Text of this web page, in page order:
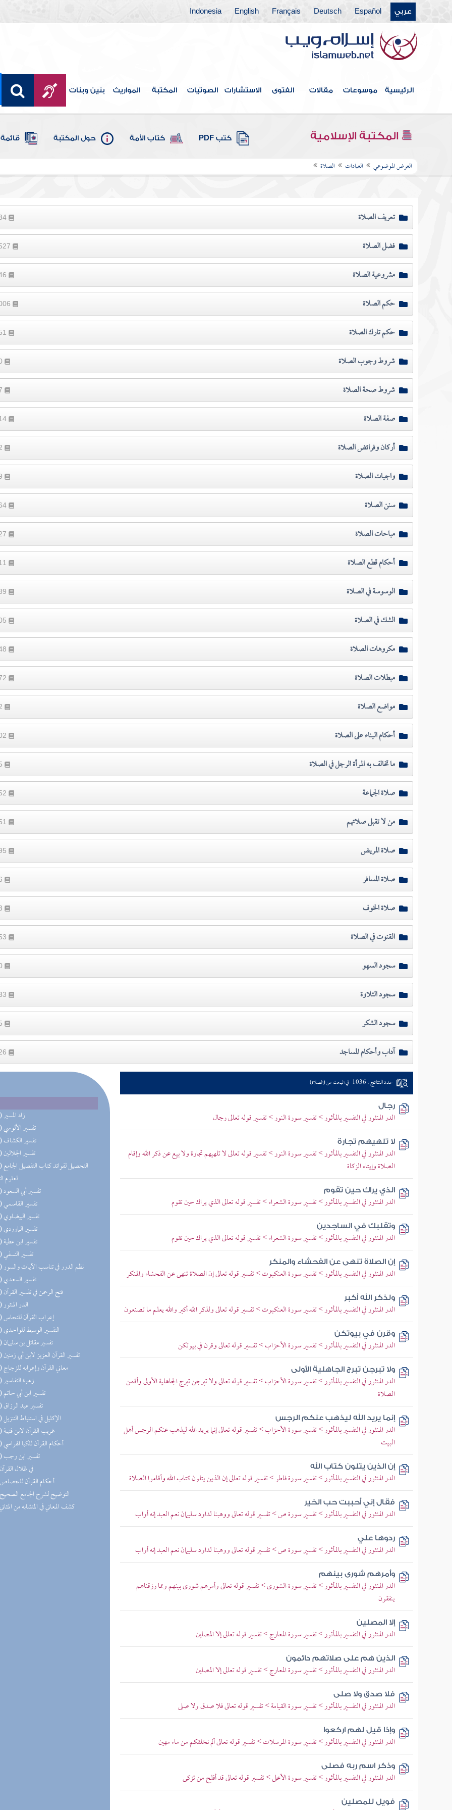
عربي Español
Deutsch
Français
English
Indonesia
الرئيسية موسوعات مقالات الفتوى الاستشارات الصوتيات المكتبة المواريث بنين وبنات
المكتبة الإسلامية كتب PDF كتاب الأمة حول المكتبة
العرض الموضوعي العبادات الصلاة
تعريف الصلاة 134
فضل الصلاة
مشروعية الصلاة
حكم الصلاة
حكم تارك الصلاة
شروط وجوب الصلاة
شروط صحة الصلاة
صفة الصلاة 114
أركان وفرائض الصلاة
واجبات الصلاة
سنن الصلاة 364
مباحات الصلاة
أحكام قطع الصلاة
الوسوسة في الصلاة
الشك في الصلاة
مكروهات الصلاة
مبطلات الصلاة
مواضع الصلاة
أحكام البناء على الصلاة
ما تخالف به المرأة الرجل في الصلاة
صلاة الجماعة
من لا تقبل صلاتهم
صلاة المريض
صلاة المسافر
صلاة الخوف
القنوت في الصلاة
سجود السهو
سجود التلاوة
سجود الشكر
آداب وأحكام المساجد
(56) زاد المسير
(50) تفسير الألوسي
(48) تفسير الكشاف
(48) تفسير الجلالين
(47)
لعلوم
(47) تفسير أبي السعود
(47) تفسير القاسمي
(47) تفسير البيضاوي
(47) تفسير الماوردي
(47) تفسير ابن عطية
(47) تفسير النسفي
(47) نظم الدرر في تناسب الآيات والسور
(47) تفسير السعدي
(47) فتح الرحمن في تفسير القرآن
(43) الدر المنثور
(37) إعراب القرآن للنحاس
(36) التفسير الوسيط للواحدي
(36) تفسير مقاتل بن سليمان
(36) تفسير القرآن العزيز لابن أبي زمنين
(31) معاني القرآن وإعرابه للزجاج
(29) زهرة التفاسير
(19) تفسير ابن أبي حاتم
(18) تفسير عبد الرزاق
(18) الإكليل في استنباط التنزيل
(17) غريب القرآن لابن قتيبة
(14) أحكام القرآن للكيا الهراسي
(11) تفسير ابن رجب
(9) في ظلال
(5) أحكام القرآن
(3) التوضيح لشرح الجامع
(2) كشف المعاني في المتشابه من
عدد النتائج : 1036 في البحث عن (الصلاة)
رجال
الدر المنثور في التفسير بالمأثور > تفسير سورة النور > تفسير قوله تعالى رجال
لا تلهيهم تجارة
الدر المنثور في التفسير بالمأثور > تفسير سورة النور > تفسير قوله تعالى لا تلهيهم تجارة ولا بيع عن ذكر الله وإقام
الصلاة وإيتاء الزكاة
الذي يراك حين تقوم
الدر المنثور في التفسير بالمأثور > تفسير سورة الشعراء > تفسير قوله تعالى الذي يراك حين تقوم
وتقلبك في الساجدين
الدر المنثور في التفسير بالمأثور > تفسير سورة الشعراء > تفسير قوله تعالى الذي يراك حين تقوم
إن الصلاة تنهى عن الفحشاء والمنكر
الدر المنثور في التفسير بالمأثور > تفسير سورة العنكبوت > تفسير قوله تعالى إن الصلاة تنهى عن الفحشاء والمنكر
ولذكر الله أكبر
الدر المنثور في التفسير بالمأثور > تفسير سورة العنكبوت > تفسير قوله تعالى ولذكر الله أكبر والله يعلم ما تصنعون
وقرن في بيوتكن
الدر المنثور في التفسير بالمأثور > تفسير سورة الأحزاب > تفسير قوله تعالى وقرن في بيوتكن
ولا تبرجن تبرج الجاهلية الأولى
الدر المنثور في التفسير بالمأثور > تفسير سورة الأحزاب > تفسير قوله تعالى ولا تبرجن تبرج الجاهلية الأولى وأقمن
الصلاة
إنما يريد الله ليذهب عنكم الرجس
الدر المنثور في التفسير بالمأثور > تفسير سورة الأحزاب > تفسير قوله تعالى إنما يريد الله ليذهب عنكم الرجس أهل
البيت
إن الذين يتلون كتاب الله
الدر المنثور في التفسير بالمأثور > تفسير سورة فاطر > تفسير قوله تعالى إن الذين يتلون كتاب الله وأقاموا الصلاة
فقال إني أحببت حب الخير
الدر المنثور في التفسير بالمأثور > تفسير سورة ص > تفسير قوله تعالى ووهبنا لداود سليمان نعم العبد إنه أواب
ردوها علي
الدر المنثور في التفسير بالمأثور > تفسير سورة ص > تفسير قوله تعالى ووهبنا لداود سليمان نعم العبد إنه أواب
وأمرهم شورى بينهم
الدر المنثور في التفسير بالمأثور > تفسير سورة الشورى > تفسير قوله تعالى وأمرهم شورى بينهم ومما رزقناهم
ينفقون
إلا المصلين
الدر المنثور في التفسير بالمأثور > تفسير سورة المعارج > تفسير قوله تعالى إلا المصلين
الذين هم على صلاتهم دائمون
الدر المنثور في التفسير بالمأثور > تفسير سورة المعارج > تفسير قوله تعالى إلا المصلين
فلا صدق ولا صلى
الدر المنثور في التفسير بالمأثور > تفسير سورة القيامة > تفسير قوله تعالى فلا صدق ولا صلى
وإذا قيل لهم اركعوا
الدر المنثور في التفسير بالمأثور > تفسير سورة المرسلات > تفسير قوله تعالى ألم نخلقكم من ماء مهين
وذكر اسم ربه فصلى
الدر المنثور في التفسير بالمأثور > تفسير سورة الأعلى > تفسير قوله تعالى قد أفلح من تزكى
فويل للمصلين